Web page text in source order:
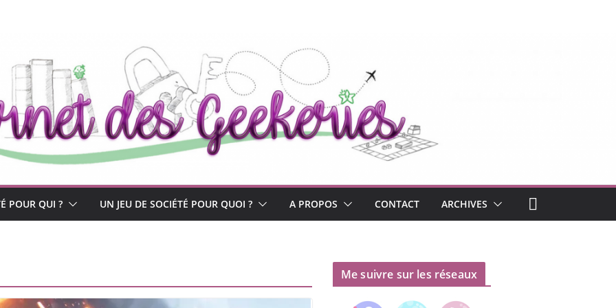
POUR QUI ? UN JEU DE SOCIÉTÉ POUR QUOI ? A PROPOS CONTACT ARCHIVES
Me suivre sur les réseaux